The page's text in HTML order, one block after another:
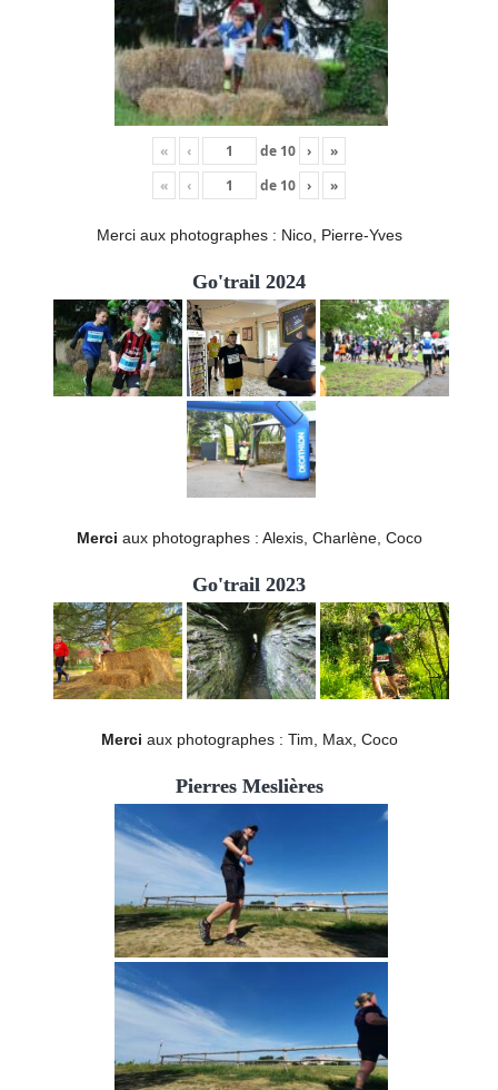
« ‹ de 10 ›
»
«
‹ de 10 › »
Merci aux photographes : Nico, Pierre-Yves
Go'trail 2024
Merci aux photographes : Alexis, Charlène, Coco
Go'trail 2023
Merci aux photographes : Tim, Max, Coco
Pierres Meslières